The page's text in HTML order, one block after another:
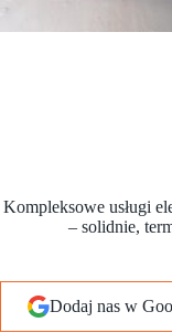
Kompleksowe usługi
– solidnie,
Dodaj nas w